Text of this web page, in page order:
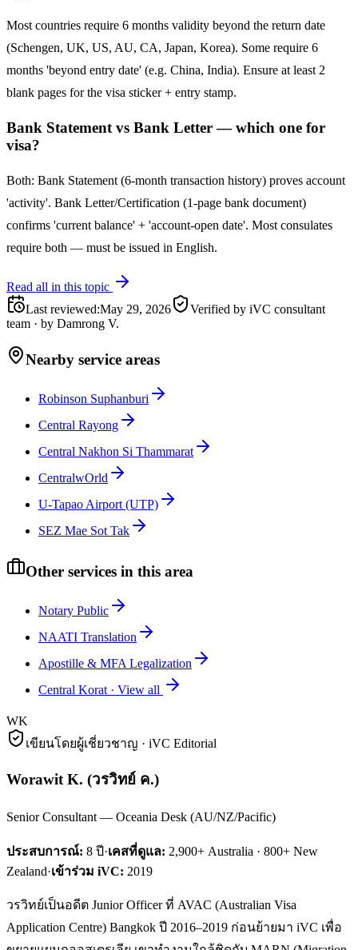
Most countries require 6 months validity beyond the return date
(Schengen, UK, US, AU, CA, Japan, Korea). Some require 6
months 'beyond entry date' (e.g. China, India). Ensure at least 2
blank pages for the visa sticker + entry stamp.
Bank Statement vs Bank Letter — which one for
visa?
Both: Bank Statement (6-month transaction history) proves account
'activity'. Bank Letter/Certification (1-page bank document)
confirms 'current balance' + 'account-open date'. Most consulates
require both — must be issued in English.
Read all in this topic
Last reviewed:May 29, 2026
Verified by iVC consultant
team · by Damrong V.
Nearby service areas
Robinson Suphanburi
Central Rayong
Central Nakhon Si Thammarat
CentralwOrld
U-Tapao Airport (UTP)
SEZ Mae Sot Tak
Other services in this area
Notary Public
NAATI Translation
Apostille & MFA Legalization
Central Korat · View all
WK
เขียนโดยผู้เชี่ยวชาญ · iVC Editorial
Worawit K. (วรวิทย์ ค.)
Senior Consultant — Oceania Desk (AU/NZ/Pacific)
ประสบการณ์: 8 ปี·เคสที่ดูแล: 2,900+ Australia · 800+ New
Zealand·เข้าร่วม iVC: 2019
วรวิทย์เป็นอดีต Junior Officer ที่ AVAC (Australian Visa
Application Centre) Bangkok ปี 2016–2019 ก่อนย้ายมา iVC เพื่อ